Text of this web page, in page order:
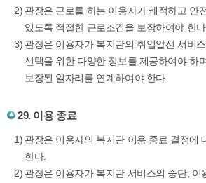
관장은 근로를 하는 이용자가 쾌적하고 안
있도록 적절한 근로조건을 보장하여야 한다.
관장은 이용자가 복지관의 취업알선 서비
선택을 위한 다양한 정보를 제공하여야 하
보장된 일자리를 연계하여야 한다.
29. 이용 종료
관장은 이용자의 복지관 이용 종료 결정에
한다.
관장은 이용자가 복지관 서비스의 중단, 이